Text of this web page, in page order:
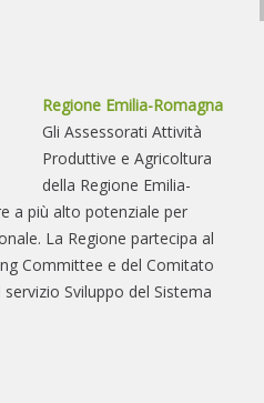
Regione Emilia-Romagna
Gli Assessorati Attività
Produttive e Agricoltura
della Regione Emilia-
a più alto potenziale per
La Regione partecipa al
Committee e del Comitato
Sviluppo del Sistema